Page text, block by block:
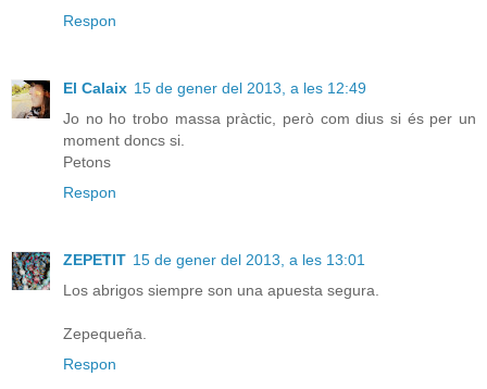
Respon
El Calaix 15 de gener del 2013, a les 12:49
Jo no ho trobo massa pràctic, però com dius si és per un
moment doncs si.
Petons
Respon
ZEPETIT 15 de gener del 2013, a les 13:01
Los abrigos siempre son una apuesta segura.
Zepequeña.
Respon